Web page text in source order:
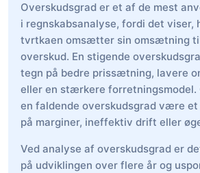
Overskudsgrad er et af de mest
i regnskabsanalyse, fordi det
tvrtkaen omsætter sin omsætning
overskud. En stigende
tegn på bedre prissætning, lavere
eller en stærkere forretningsmodel.
en faldende overskudsgrad være et
på marginer, ineffektiv drift eller
Ved analyse af overskudsgrad er
på udviklingen over flere år og